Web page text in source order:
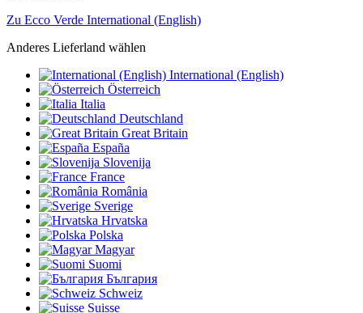
Zu Ecco Verde International (English)
Anderes Lieferland wählen
International (English)
Österreich
Italia
Deutschland
Great Britain
España
Slovenija
France
România
Sverige
Hrvatska
Polska
Magyar
Suomi
България
Schweiz
Suisse